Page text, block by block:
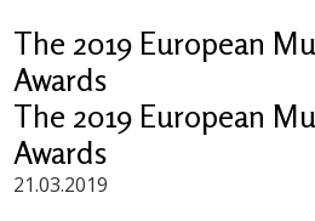
The 2019 European
Awards
The 2019 European
Awards
21.03.2019